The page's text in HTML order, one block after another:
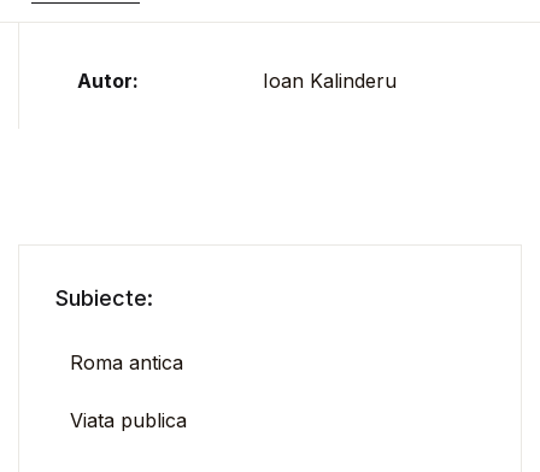
Autor: Ioan Kalinderu
Subiecte:
Roma antica
Viata publica